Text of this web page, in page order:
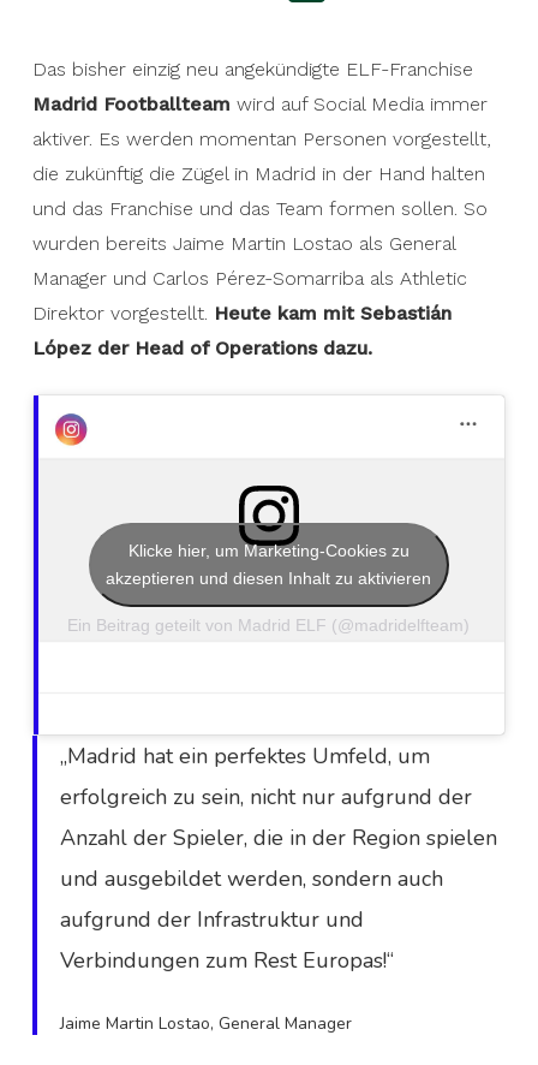
Das bisher einzig neu angekündigte ELF-Franchise
Madrid Footballteam wird auf Social Media immer
aktiver. Es werden momentan Personen vorgestellt,
die zukünftig die Zügel in Madrid in der Hand halten
und das Franchise und das Team formen sollen. So
wurden bereits Jaime Martin Lostao als General
Manager und Carlos Pérez-Somarriba als Athletic
Direktor vorgestellt. Heute kam mit Sebastián
López der Head of Operations dazu.
Ein Beitrag geteilt von Madrid ELF (@madridelfteam)
Klicke hier, um Marketing-Cookies zu
akzeptieren und diesen Inhalt zu aktivieren
„Madrid hat ein perfektes Umfeld, um
erfolgreich zu sein, nicht nur aufgrund der
Anzahl der Spieler, die in der Region spielen
und ausgebildet werden, sondern auch
aufgrund der Infrastruktur und
Verbindungen zum Rest Europas!“
Jaime Martin Lostao, General Manager